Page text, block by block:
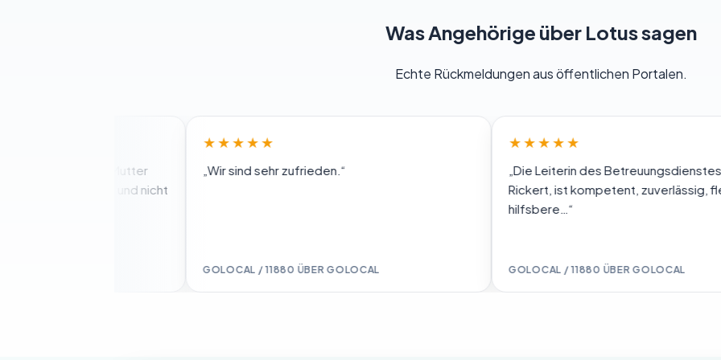
Was Angehörige über Lotus sagen
Echte Rückmeldungen aus öffentlichen Portalen.
★★★★★
„Wir sind sehr zufrieden.“
GOLOCAL / 11880 ÜBER GOLOCAL
★★★★★
„Die Leiterin des Betreuungsdienstes Frau
Rickert, ist kompetent, zuverlässig, flexibel
hilfsbere…“
GOLOCAL / 11880 ÜBER GOLOCAL